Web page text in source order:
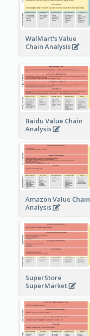
WalMart's Value
Chain Analysis
Baidu Value Chain
Analysis
Amazon Value Chain
Analysis
SuperStore
SuperMarket